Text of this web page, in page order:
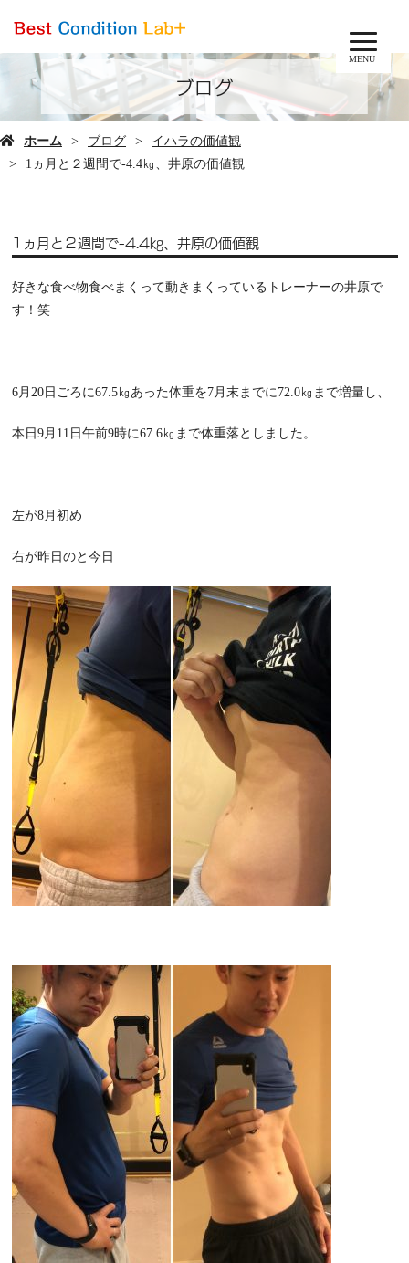
MENU
ブログ
ホーム ブログ
イハラの価値観
1ヵ月と２週間で-4.4㎏、井原の価値観
1ヵ月と２週間で-4.4㎏、井原の価値観
好きな食べ物食べまくって動きまくっているトレーナーの井原で
す！笑
6月20日ごろに67.5㎏あった体重を7月末までに72.0㎏まで増量し、
本日9月11日午前9時に67.6㎏まで体重落としました。
左が8月初め
右が昨日のと今日